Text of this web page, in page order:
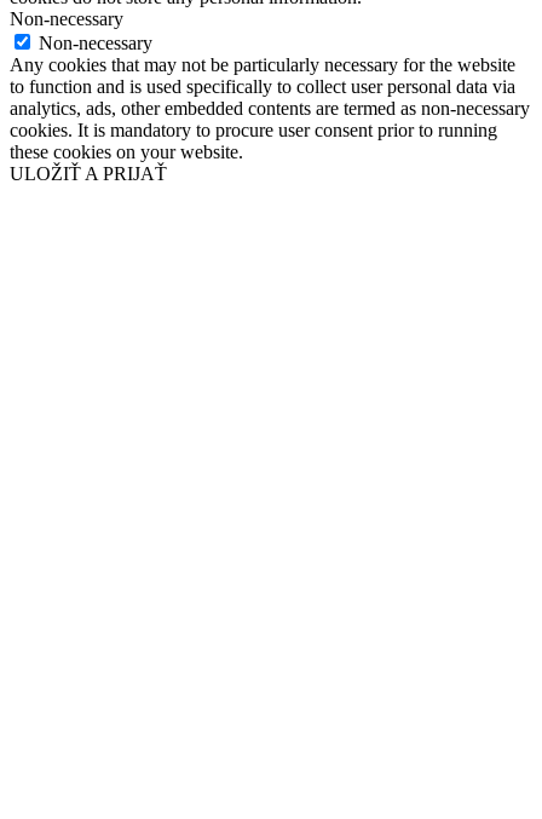
Non-necessary
Non-necessary
Any cookies that may not be particularly necessary for the website
to function and is used specifically to collect user personal data via
analytics, ads, other embedded contents are termed as non-necessary
cookies. It is mandatory to procure user consent prior to running
these cookies on your website.
ULOŽIŤ A PRIJAŤ